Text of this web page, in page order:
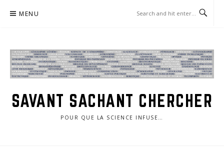
MENU
SAVANT SACHANT CHERCHER
POUR QUE LA SCIENCE INFUSE…